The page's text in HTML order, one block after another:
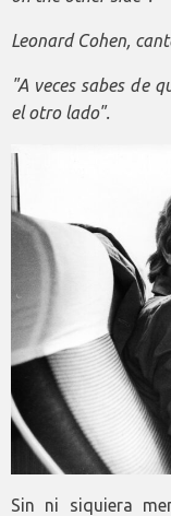
Leonard Cohen,
"A veces sabes de
el otro lado".
Sin ni siquiera